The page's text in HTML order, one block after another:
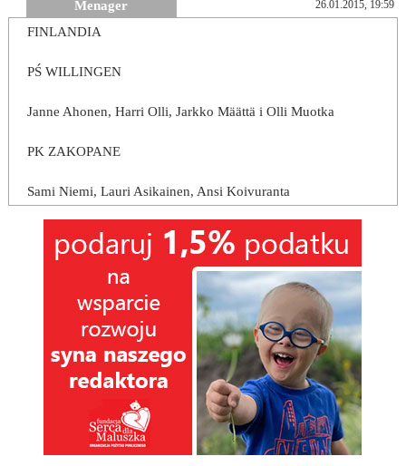
Menager 26.01.2015, 19:59
FINLANDIA
PŚ WILLINGEN
Janne Ahonen, Harri Olli, Jarkko Määttä i Olli Muotka
PK ZAKOPANE
Sami Niemi, Lauri Asikainen, Ansi Koivuranta